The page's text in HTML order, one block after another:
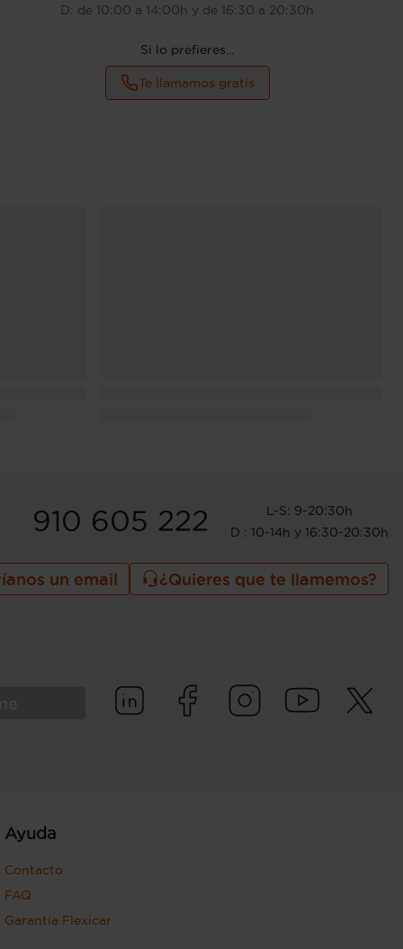
D: de 10:00 a 14:00h y de 16:30 a 20:30h
Si lo prefieres...
Te llamamos gratis
910 605 222
L-S: 9-20:30h
D : 10-14h y 16:30-20:30h
un email ¿Quieres que te llamemos?
Ayuda
Contacto
FAQ
Garantía Flexicar